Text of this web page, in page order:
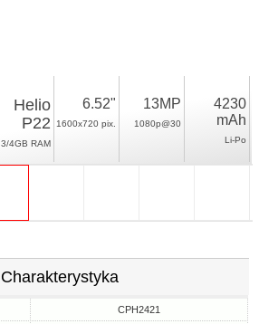
Helio
P22
3/4GB RAM
6.52"
1600x720 pix.
13MP
1080p@30
4230
mAh
Li-Po
Charakterystyka
CPH2421